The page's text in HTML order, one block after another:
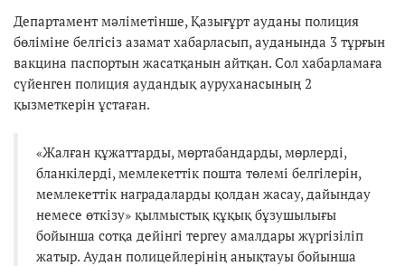
Департамент мәліметінше, Қазығұрт ауданы полиция
бөліміне белгісіз азамат хабарласып, ауданында 3 тұрғын
вакцина паспортын жасатқанын айтқан. Сол хабарламаға
сүйенген полиция аудандық ауруханасының 2
қызметкерін ұстаған.
«Жалған құжаттарды, мөртабандарды, мөрлердi,
бланкілерді, мемлекеттiк пошта төлемі белгілерін,
мемлекеттiк наградаларды қолдан жасау, дайындау
немесе өткiзу» қылмыстық құқық бұзушылығы
бойынша сотқа дейінгі тергеу амалдары жүргізіліп
жатыр. Аудан полицейлерінің анықтауы бойынша